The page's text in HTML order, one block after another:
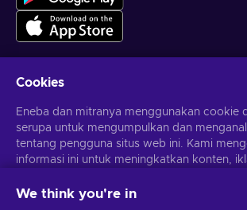
Kamu dapat berhenti berlangganan kapan saja.
Cookies
Eneba dan mitranya menggunakan cookie
serupa untuk mengumpulkan dan
tentang pengguna situs web ini. Kami
informasi ini untuk meningkatkan konten,
personalisasi iklan.
We think you're in